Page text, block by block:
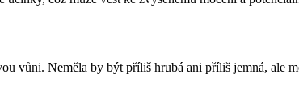
vůni. Neměla by být příliš hrubá ani příliš jemná, ale